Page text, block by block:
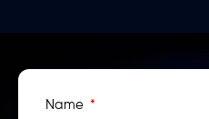
Name